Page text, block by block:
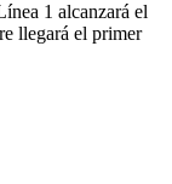
1 alcanzará el
llegará el primer